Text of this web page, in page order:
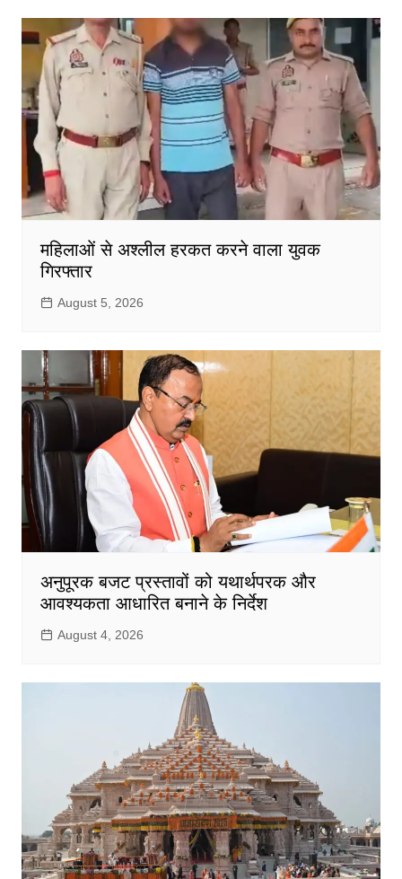
महिलाओं से अश्लील हरकत करने वाला युवक
गिरफ्तार
August 5, 2026
अनुपूरक बजट प्रस्तावों को यथार्थपरक और
आवश्यकता आधारित बनाने के निर्देश
August 4, 2026